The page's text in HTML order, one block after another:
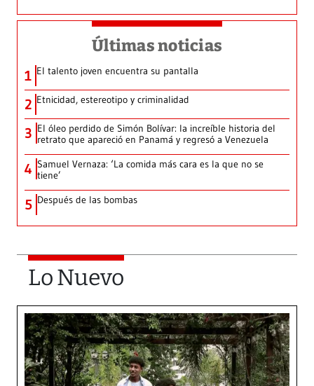
Últimas noticias
1 El talento joven encuentra su pantalla​
2 Etnicidad, estereotipo y criminalidad
3 El óleo perdido de Simón Bolívar: la increíble historia del
retrato que apareció en Panamá y regresó a Venezuela
4 Samuel Vernaza: ‘La comida más cara es la que no se
tiene’
5 Después de las bombas
Lo Nuevo